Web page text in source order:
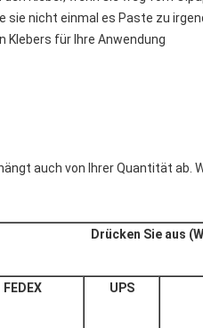
sie nicht einmal es Paste zu
Klebers für Ihre Anwendung
auch von Ihrer Quantität ab.
Drücken Sie aus
FEDEX UPS